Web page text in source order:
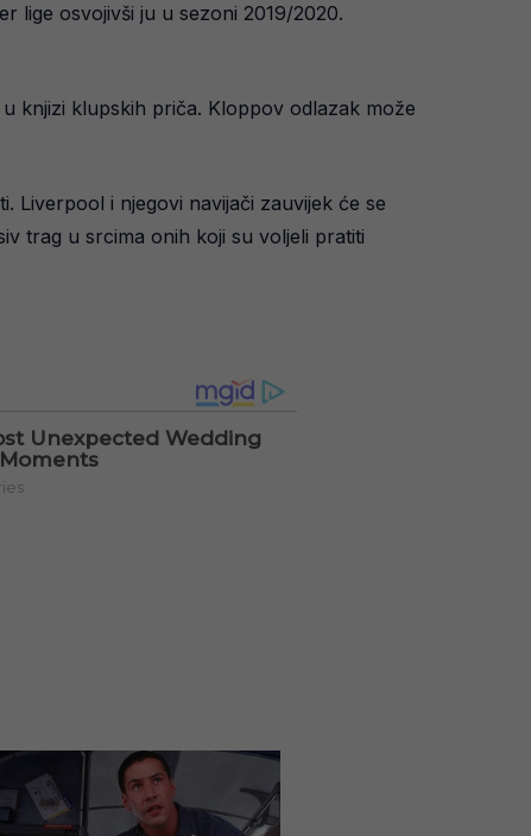
lige osvojivši ju u sezoni 2019/2020.
knjizi klupskih priča. Kloppov odlazak može
Liverpool i njegovi navijači zauvijek će se
trag u srcima onih koji su voljeli pratiti